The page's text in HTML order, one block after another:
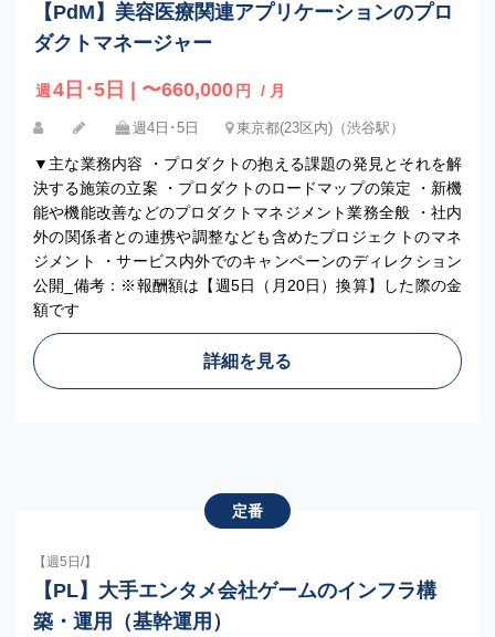
【PdM】美容医療関連アプリケーションのプロ
ダクトマネージャー
週 4日･5日 | 〜660,000 円 / 月
週4日･5日 東京都(23区内)（渋谷駅）
▼主な業務内容 ・プロダクトの抱える課題の発見とそれを解
決する施策の立案 ・プロダクトのロードマップの策定 ・新機
能や機能改善などのプロダクトマネジメント業務全般 ・社内
外の関係者との連携や調整なども含めたプロジェクトのマネ
ジメント ・サービス内外でのキャンペーンのディレクション
公開_備考：※報酬額は【週5日（月20日）換算】した際の金
額です
詳細を見る
定番
【週5日/】
【PL】大手エンタメ会社ゲームのインフラ構
築・運用（基幹運用）